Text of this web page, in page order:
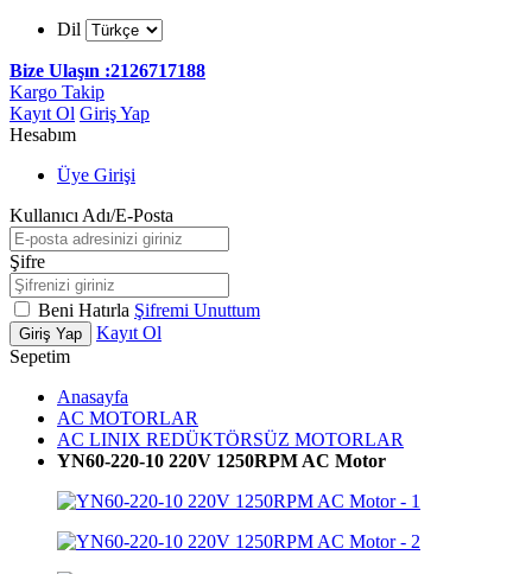
Dil
Bize Ulaşın :2126717188
Kargo Takip
Kayıt Ol Giriş Yap
Hesabım
Üye Girişi
Kullanıcı Adı/E-Posta
Şifre
Beni Hatırla Şifremi Unuttum
Giriş Yap
Kayıt Ol
Sepetim
Anasayfa
AC MOTORLAR
AC LINIX REDÜKTÖRSÜZ MOTORLAR
YN60-220-10 220V 1250RPM AC Motor